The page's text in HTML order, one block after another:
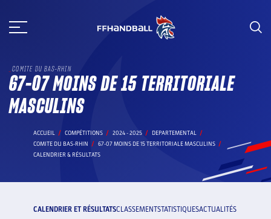
au
COMITE DU BAS-RHIN
67-07 MOINS DE 15 TERRITORIALE
MASCULINS
ACCUEIL COMPÉTITIONS 2024 - 2025
DEPARTEMENTAL
COMITE DU BAS-RHIN
67-07 MOINS DE 15 TERRITORIALE MASCULINS
CALENDRIER & RÉSULTATS
CALENDRIER ET RÉSULTATSCLASSEMENTSTATISTIQUESACTUALITÉS